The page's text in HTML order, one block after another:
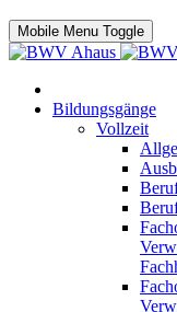
Mobile Menu Toggle
Bildungsgänge
Vollzeit